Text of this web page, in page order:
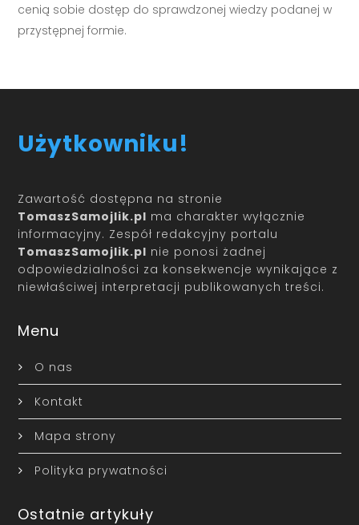
cenią sobie dostęp do sprawdzonej wiedzy podanej w
przystępnej formie.
Użytkowniku!
Zawartość dostępna na stronie
TomaszSamojlik.pl ma charakter wyłącznie
informacyjny. Zespół redakcyjny portalu
TomaszSamojlik.pl nie ponosi żadnej
odpowiedzialności za konsekwencje wynikające z
niewłaściwej interpretacji publikowanych treści.
Menu
O nas
Kontakt
Mapa strony
Polityka prywatności
Ostatnie artykuły